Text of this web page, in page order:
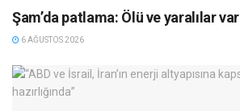
Şam’da patlama: Ölü ve yaralılar var
6 AĞUSTOS 2026